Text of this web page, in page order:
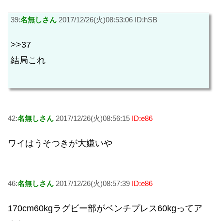
39:名無しさん 2017/12/26(火)08:53:06 ID:hSB
>>37
結局これ
42:名無しさん 2017/12/26(火)08:56:15 ID:e86
ワイはうそつきが大嫌いや
46:名無しさん 2017/12/26(火)08:57:39 ID:e86
170cm60kgラグビー部がベンチプレス60kgってア